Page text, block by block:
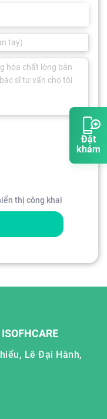
Đặt
khám
thị công khai
Lê Đại Hành,